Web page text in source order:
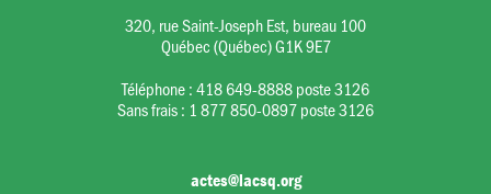
320, rue Saint-Joseph Est, bureau 100
Québec (Québec) G1K 9E7
Téléphone :418 649-8888 poste 3126
Sans frais : 1 877 850-0897 poste 3126
actes@lacsq.org